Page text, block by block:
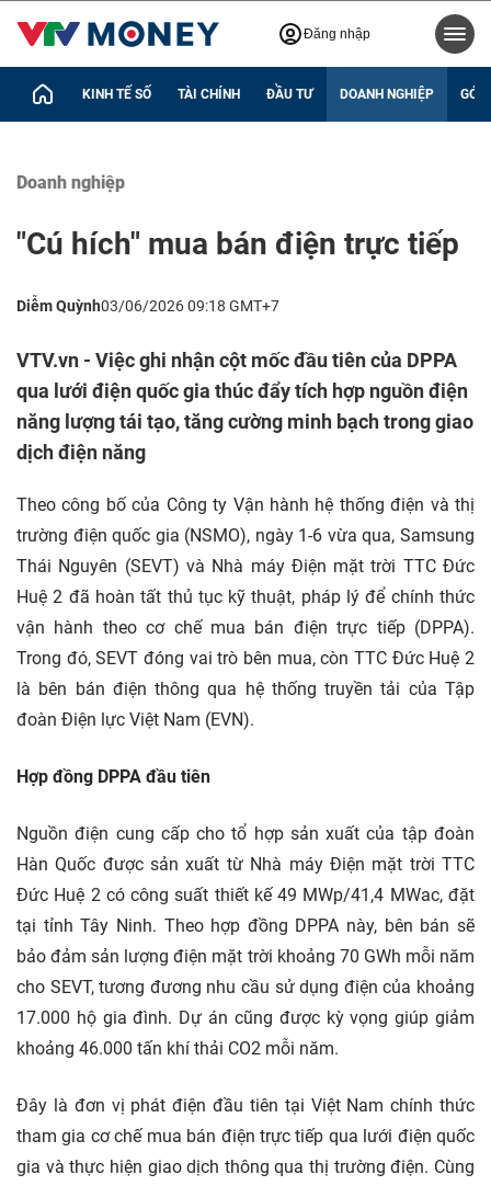
Đăng nhập
KINH TẾ SỐ TÀI CHÍNH ĐẦU TƯ DOANH NGHIỆP GÓC
Doanh nghiệp
"Cú hích" mua bán điện trực tiếp
Diễm Quỳnh03/06/2026 09:18 GMT+7
VTV.vn - Việc ghi nhận cột mốc đầu tiên của DPPA
qua lưới điện quốc gia thúc đẩy tích hợp nguồn điện
năng lượng tái tạo, tăng cường minh bạch trong giao
dịch điện năng
Theo công bố của Công ty Vận hành hệ thống điện và thị
trường điện quốc gia (NSMO), ngày 1-6 vừa qua, Samsung
Thái Nguyên (SEVT) và Nhà máy Điện mặt trời TTC Đức
Huệ 2 đã hoàn tất thủ tục kỹ thuật, pháp lý để chính thức
vận hành theo cơ chế mua bán điện trực tiếp (DPPA).
Trong đó, SEVT đóng vai trò bên mua, còn TTC Đức Huệ 2
là bên bán điện thông qua hệ thống truyền tải của Tập
đoàn Điện lực Việt Nam (EVN).
Hợp đồng DPPA đầu tiên
Nguồn điện cung cấp cho tổ hợp sản xuất của tập đoàn
Hàn Quốc được sản xuất từ Nhà máy Điện mặt trời TTC
Đức Huệ 2 có công suất thiết kế 49 MWp/41,4 MWac, đặt
tại tỉnh Tây Ninh. Theo hợp đồng DPPA này, bên bán sẽ
bảo đảm sản lượng điện mặt trời khoảng 70 GWh mỗi năm
cho SEVT, tương đương nhu cầu sử dụng điện của khoảng
17.000 hộ gia đình. Dự án cũng được kỳ vọng giúp giảm
khoảng 46.000 tấn khí thải CO2 mỗi năm.
Đây là đơn vị phát điện đầu tiên tại Việt Nam chính thức
tham gia cơ chế mua bán điện trực tiếp qua lưới điện quốc
gia và thực hiện giao dịch thông qua thị trường điện. Cùng